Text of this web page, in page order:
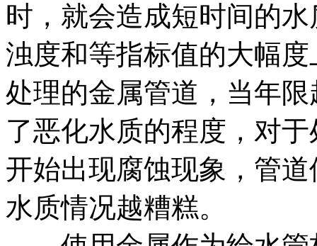
时，就会造成短时间的
浊度和等指标值的大幅
处理的金属管道，当年
了恶化水质的程度，对
开始出现腐蚀现象，管
水质情况越糟糕。